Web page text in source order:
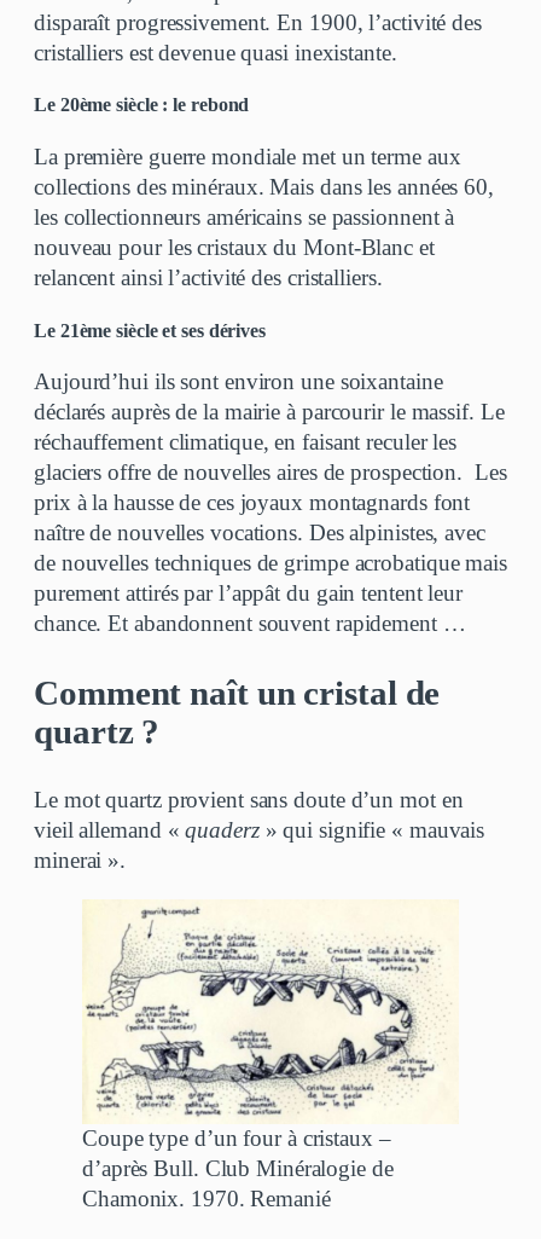
disparaît progressivement. En 1900, l’activité des
cristalliers est devenue quasi inexistante.
Le 20ème siècle : le rebond
La première guerre mondiale met un terme aux
collections des minéraux. Mais dans les années 60,
les collectionneurs américains se passionnent à
nouveau pour les cristaux du Mont-Blanc et
relancent ainsi l’activité des cristalliers.
Le 21ème siècle et ses dérives
Aujourd’hui ils sont environ une soixantaine
déclarés auprès de la mairie à parcourir le massif. Le
réchauffement climatique, en faisant reculer les
glaciers offre de nouvelles aires de prospection. Les
prix à la hausse de ces joyaux montagnards font
naître de nouvelles vocations. Des alpinistes, avec
de nouvelles techniques de grimpe acrobatique mais
purement attirés par l’appât du gain tentent leur
chance. Et abandonnent souvent rapidement …
Comment naît un cristal de
quartz ?
Le mot quartz provient sans doute d’un mot en
vieil allemand «quaderz » qui signifie « mauvais
minerai ».
Coupe type d’un four à cristaux –
d’après Bull. Club Minéralogie de
Chamonix. 1970. Remanié